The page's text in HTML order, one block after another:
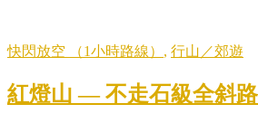
快閃放空 （1小時路線） , 行山／郊遊
紅燈山 — 不走石級全斜